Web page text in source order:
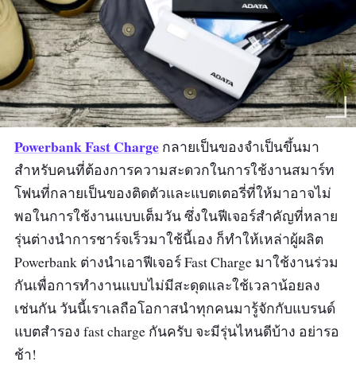
Powerbank Fast Charge กลายเป็นของจำเป็นขึ้นมา
สำหรับคนที่ต้องการความสะดวกในการใช้งานสมาร์ท
โฟนที่กลายเป็นของติดตัวและแบตเตอรี่ที่ให้มาอาจไม่
พอในการใช้งานแบบเต็มวัน ซึ่งในฟีเจอร์สำคัญที่หลาย
รุ่นต่างนำการชาร์จเร็วมาใช้นี้เอง ก็ทำให้เหล่าผู้ผลิต
Powerbank ต่างนำเอาฟีเจอร์ Fast Charge มาใช้งานร่วม
กันเพื่อการทำงานแบบไม่มีสะดุดและใช้เวลาน้อยลง
เช่นกัน วันนี้เราเลถือโอกาสนำทุกคนมารู้จักกับแบรนด์
แบตสำรอง fast charge กันครับ จะมีรุ่นไหนดีบ้าง อย่ารอ
ช้า!